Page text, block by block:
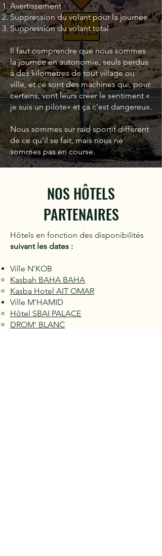
Avertissement
Suppression du volant pour la journée
Suppression du volant total
Il faut comprendre que nous sommes
la journée en autonomie, seuls perdus
à des kilomètres de tout village ou
ville, et ce sont des machines qui, pour
certains, vont leurs créer le sentiment «
je suis un pilote» et ça c’est dangereux.
Nous sommes sur raid sportif diffèrent
de ce qu’il se fait, mais nous ne
sommes pas en course.
NOS HÔTELS
PARTENAIRES
Hôtels en fonction des disponibilités
suivant les dates :
Ville N’KOB
Kasbah BAHA BAHA
Kasba Hotel AIT OMAR
Ville M’HAMID
Hôtel SBAI PALACE
DROM’ BLANC